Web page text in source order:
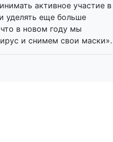
активное участие в
уделять еще больше
в новом году мы
и снимем свои маски».